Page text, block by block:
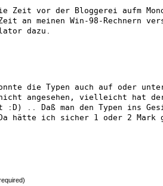
Zeit vor der Bloggerei aufm
an meinen Win-98-Rechnern
dazu.
die Typen auch auf oder
angesehen, vielleicht hat
:D) .. Daß man den Typen ins
hätte ich sicher 1 oder 2 Mark